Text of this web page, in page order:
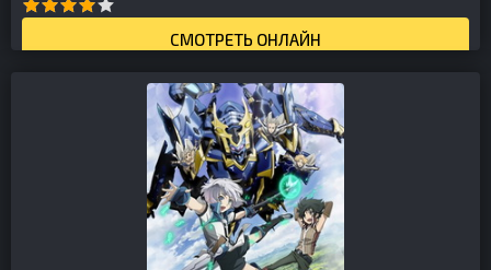
СМОТРЕТЬ ОНЛАЙН